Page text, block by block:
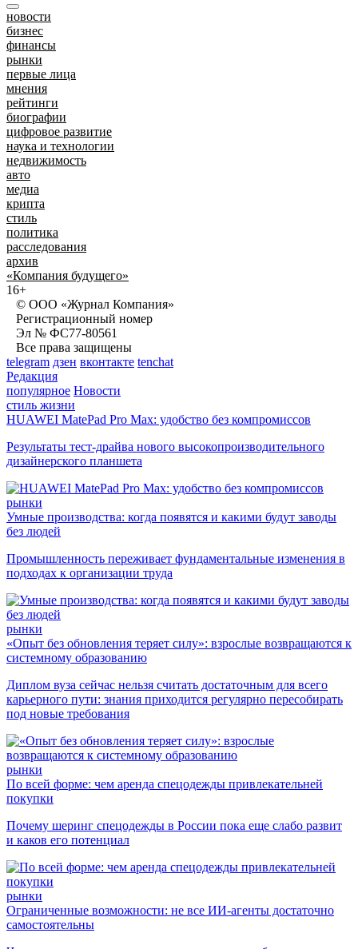
новости
бизнес
финансы
рынки
первые лица
мнения
рейтинги
биографии
цифровое развитие
наука и технологии
недвижимость
авто
медиа
крипта
стиль
политика
расследования
архив
«Компания будущего»
16+
© ООО «Журнал Компания»
Регистрационный номер
Эл № ФС77-80561
Все права защищены
telegram дзен вконтакте tenchat
Редакция
популярное Новости
стиль жизни
HUAWEI MatePad Pro Max: удобство без компромиссов
Результаты тест-драйва нового высокопроизводительного
дизайнерского планшета
рынки
Умные производства: когда появятся и какими будут заводы
без людей
Промышленность переживает фундаментальные изменения в
подходах к организации труда
рынки
«Опыт без обновления теряет силу»: взрослые возвращаются к
системному образованию
Диплом вуза сейчас нельзя считать достаточным для всего
карьерного пути: знания приходится регулярно пересобирать
под новые требования
рынки
По всей форме: чем аренда спецодежды привлекательней
покупки
Почему шеринг спецодежды в России пока еще слабо развит
и каков его потенциал
рынки
Ограниченные возможности: не все ИИ-агенты достаточно
самостоятельны